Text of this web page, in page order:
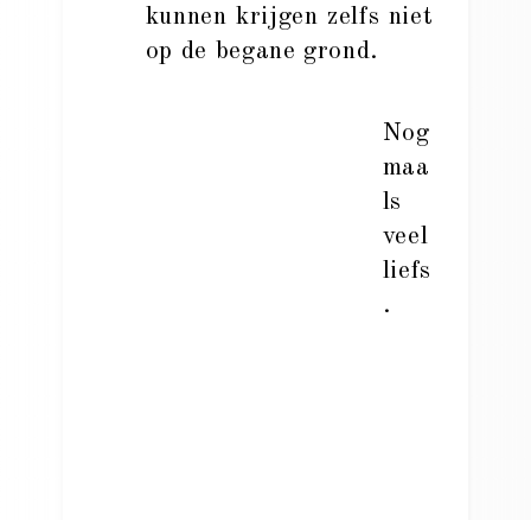
kunnen krijgen zelfs niet
op de begane grond.
Nog
maa
ls
veel
liefs
.